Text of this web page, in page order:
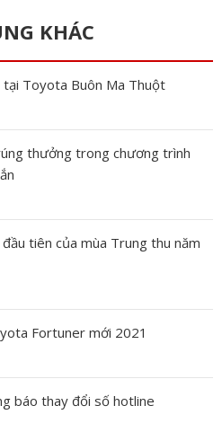
KHÁC
tại Toyota Buôn Ma Thuột
thưởng trong chương trình
tiên của mùa Trung thu năm
Fortuner mới 2021
báo thay đổi số hotline